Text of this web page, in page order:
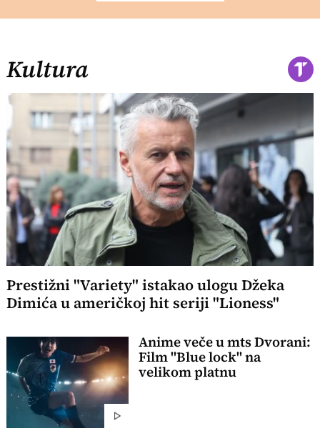
Kultura
Prestižni "Variety" istakao ulogu Džeka
Dimića u američkoj hit seriji "Lioness"
Anime veče u mts Dvorani:
Film "Blue lock" na
velikom platnu